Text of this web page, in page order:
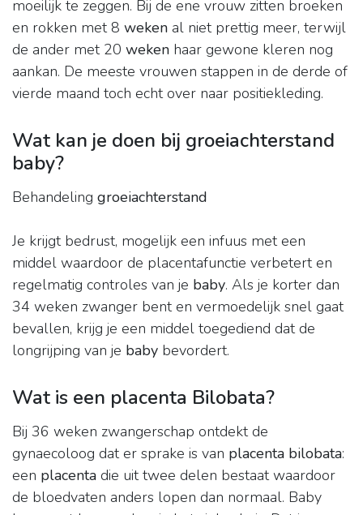
moeilijk te zeggen. Bij de ene vrouw zitten broeken
en rokken met 8 weken al niet prettig meer, terwijl
de ander met 20 weken haar gewone kleren nog
aankan. De meeste vrouwen stappen in de derde of
vierde maand toch echt over naar positiekleding.
Wat kan je doen bij groeiachterstand
baby?
Behandeling groeiachterstand
Je krijgt bedrust, mogelijk een infuus met een
middel waardoor de placentafunctie verbetert en
regelmatig controles van je baby. Als je korter dan
34 weken zwanger bent en vermoedelijk snel gaat
bevallen, krijg je een middel toegediend dat de
longrijping van je baby bevordert.
Wat is een placenta Bilobata?
Bij 36 weken zwangerschap ontdekt de
gynaecoloog dat er sprake is van placenta bilobata:
een placenta die uit twee delen bestaat waardoor
de bloedvaten anders lopen dan normaal. Baby